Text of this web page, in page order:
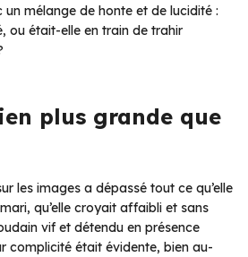
un mélange de honte et de lucidité :
ou était-elle en train de trahir
plus grande que
les images a dépassé tout ce qu’elle
qu’elle croyait affaibli et sans
vif et détendu en présence
complicité était évidente, bien au-